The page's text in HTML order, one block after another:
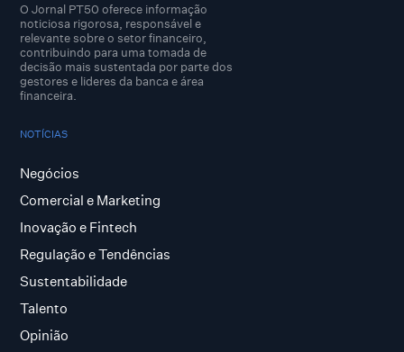
O Jornal PT50 oferece informação
noticiosa rigorosa, responsável e
relevante sobre o setor financeiro,
contribuindo para uma tomada de
decisão mais sustentada por parte dos
gestores e lideres da banca e área
financeira.
NOTÍCIAS
Negócios
Comercial e Marketing
Inovação e Fintech
Regulação e Tendências
Sustentabilidade
Talento
Opinião